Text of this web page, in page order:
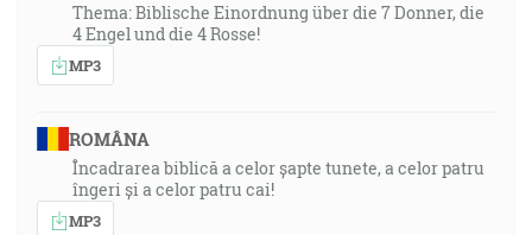
Thema: Biblische Einordnung über die 7 Donner, die
4 Engel und die 4 Rosse!
MP3
ROMÂNA
Încadrarea biblică a celor șapte tunete, a celor patru
îngeri și a celor patru cai!
MP3